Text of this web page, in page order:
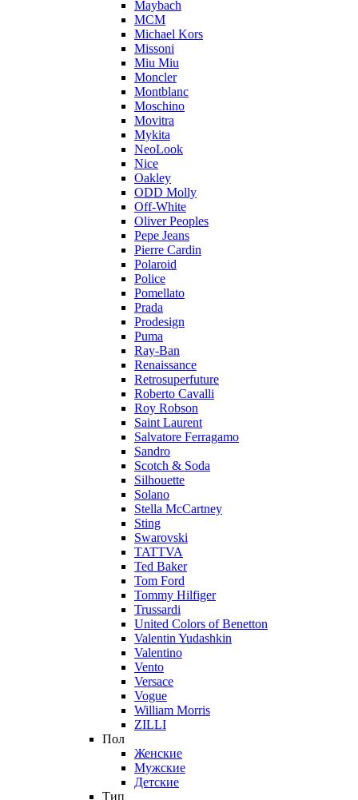
Maybach
MCM
Michael Kors
Missoni
Miu Miu
Moncler
Montblanc
Moschino
Movitra
Mykita
NeoLook
Nice
Oakley
ODD Molly
Off-White
Oliver Peoples
Pepe Jeans
Pierre Cardin
Polaroid
Police
Pomellato
Prada
Prodesign
Puma
Ray-Ban
Renaissance
Retrosuperfuture
Roberto Cavalli
Roy Robson
Saint Laurent
Salvatore Ferragamo
Sandro
Scotch & Soda
Silhouette
Solano
Stella McCartney
Sting
Swarovski
TATTVA
Ted Baker
Tom Ford
Tommy Hilfiger
Trussardi
United Colors of Benetton
Valentin Yudashkin
Valentino
Vento
Versace
Vogue
William Morris
ZILLI
Пол
Женские
Мужские
Детские
Тип